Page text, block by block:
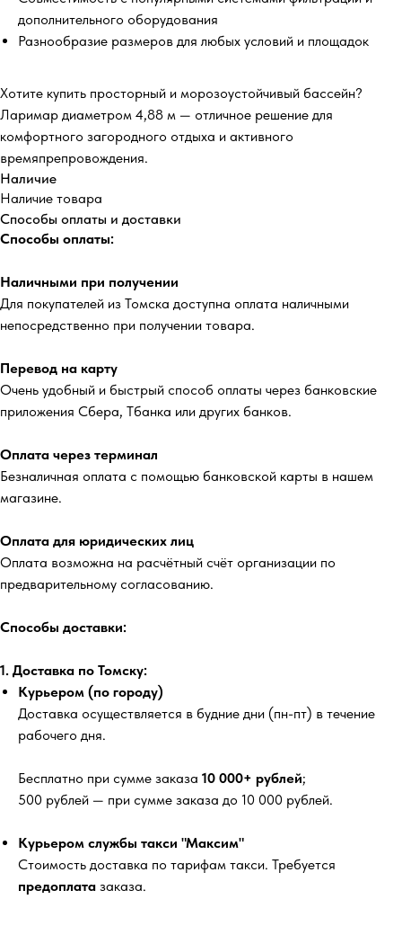
дополнительного оборудования
Разнообразие размеров для любых условий и площадок
Хотите купить просторный и морозоустойчивый бассейн?
Ларимар диаметром 4,88 м — отличное решение для
комфортного загородного отдыха и активного
времяпрепровождения.
Наличие
Наличие товара
Способы оплаты и доставки
Способы оплаты:
Наличными при получении
Для покупателей из Томска доступна оплата наличными
непосредственно при получении товара.
Перевод на карту
Очень удобный и быстрый способ оплаты через банковские
приложения Сбера, Тбанка или других банков.
Оплата через терминал
Безналичная оплата с помощью банковской карты в нашем
магазине.
Оплата для юридических лиц
Оплата возможна на расчётный счёт организации по
предварительному согласованию.
Способы доставки:
1. Доставка по Томску:
Курьером (по городу)
Доставка осуществляется в будние дни (пн-пт) в течение
рабочего дня.
Бесплатно при сумме заказа 10 000+ рублей;
500 рублей — при сумме заказа до 10 000 рублей.
Курьером службы такси "Максим"
Стоимость доставка по тарифам такси. Требуется
предоплата заказа.